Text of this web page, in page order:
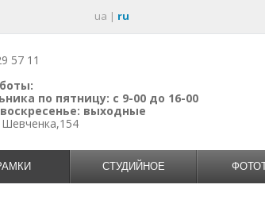
ua | ru
57 11
по пятницу: с 9-00 до 16-00
выходные
Шевченка,154
СТУДИЙНОЕ